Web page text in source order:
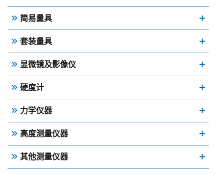
简易量具
套装量具
显微镜及影像仪
硬度计
力学仪器
高度测量仪器
其他测量仪器